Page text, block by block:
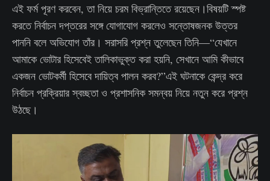
এই ফর্ম পূরণ করবেন, তা নিয়ে চরম বিভ্রান্তিতে রয়েছেন।বিষয়টি স্পষ্ট
করতে নির্বাচন দপ্তরের সঙ্গে যোগাযোগ করলেও সন্তোষজনক উত্তর
পাননি বলে অভিযোগ তাঁর। সরাসরি প্রশ্ন তুলেছেন তিনি—“যেখানে
আমাকে ভোটার হিসেবেই তালিকাভুক্ত করা হয়নি, সেখানে আমি কীভাবে
একজন ভোটকর্মী হিসেবে দায়িত্ব পালন করব?”এই ঘটনাকে কেন্দ্র করে
নির্বাচন প্রক্রিয়ার স্বচ্ছতা ও প্রশাসনিক সমন্বয় নিয়ে নতুন করে প্রশ্ন
উঠছে।